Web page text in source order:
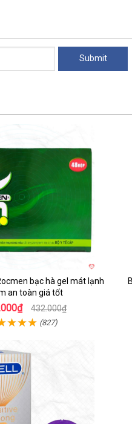
bạc hà gel mát lạnh
an toàn giá tốt
432.000₫
(827)